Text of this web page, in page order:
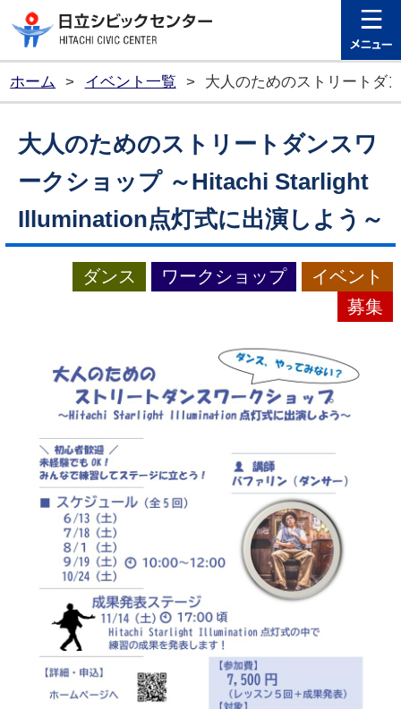
日立シビ
ホーム > イベント一覧 > 大人のためのストリートダ
大人のためのストリートダンスワ
ークショップ ～Hitachi Starlight
Illumination点灯式に出演しよう～
ダンス ワークショップ
イベント
募集